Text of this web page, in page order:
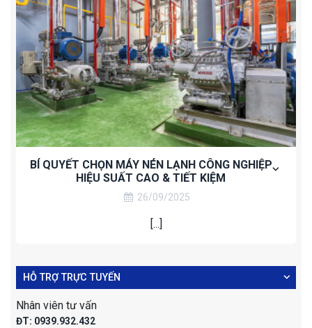
BÍ QUYẾT CHỌN MÁY NÉN LẠNH CÔNG NGHIỆP
HIỆU SUẤT CAO & TIẾT KIỆM
26/09/2025
[...]
HỖ TRỢ TRỰC TUYẾN
Nhân viên tư vấn
ĐT: 0939.932.432